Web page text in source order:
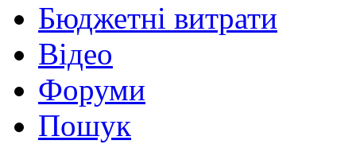
Бюджетні витрати
Відео
Форуми
Пошук